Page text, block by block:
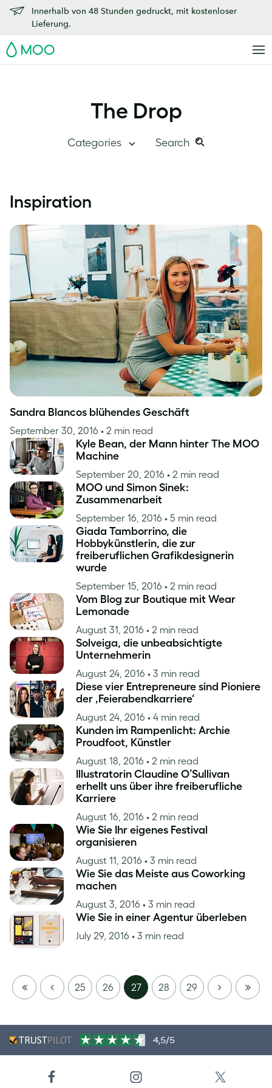
Innerhalb von 48 Stunden gedruckt, mit kostenloser
Lieferung.
MOO
The Drop
Categories Search
Innerhalb von MOO
Erfolgsgeschichten
Inspiration
site:
Search
Inspiration
Sandra Blancos blühendes Geschäft
September 30, 2016 • 2 min read
Kyle Bean, der Mann hinter The MOO
Machine
September 20, 2016 • 2 min read
MOO und Simon Sinek:
Zusammenarbeit
September 16, 2016 • 5 min read
Giada Tamborrino, die
Hobbykünstlerin, die zur
freiberuflichen Grafikdesignerin
wurde
September 15, 2016 • 2 min read
Vom Blog zur Boutique mit Wear
Lemonade
August 31, 2016 • 2 min read
Solveiga, die unbeabsichtigte
Unternehmerin
August 24, 2016 • 3 min read
Diese vier Entrepreneure sind Pioniere
der ‚Feierabendkarriere‘
August 24, 2016 • 4 min read
Kunden im Rampenlicht: Archie
Proudfoot, Künstler
August 18, 2016 • 2 min read
Illustratorin Claudine O’Sullivan
erhellt uns über ihre freiberufliche
Karriere
August 16, 2016 • 2 min read
Wie Sie Ihr eigenes Festival
organisieren
August 11, 2016 • 3 min read
Wie Sie das Meiste aus Coworking
machen
August 3, 2016 • 3 min read
Wie Sie in einer Agentur überleben
July 29, 2016 • 3 min read
FIRST
PAGE
PREVIOUS
25 26 27 28 29 NEXT
LAST
PAGE
4,5/5